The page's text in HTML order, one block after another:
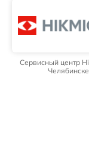
Сервисный центр
Челябинске